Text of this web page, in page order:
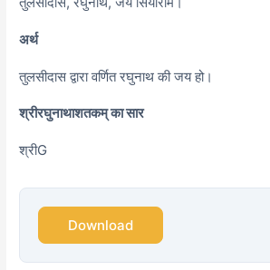
अर्थ
तुलसीदास द्वारा वर्णित रघुनाथ की जय हो।
श्रीरघुनाथाशतकम् का सार
श्रीG
Download